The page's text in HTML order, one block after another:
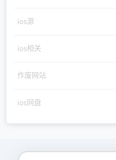
ios源
ios相关
作废网站
ios网盘